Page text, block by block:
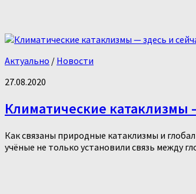
Актуально / Новости
27.08.2020
Климатические катаклизмы
Как связаны природные катаклизмы и
учёные не только установили связь между